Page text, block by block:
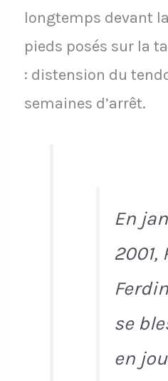
longtemps devant
pieds posés sur la
: distension du
semaines d’arrêt.
En
2001,
se
en